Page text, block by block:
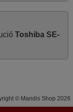
Josep,
Joan,
Toshiba SE-
© Mandis Shop 2026